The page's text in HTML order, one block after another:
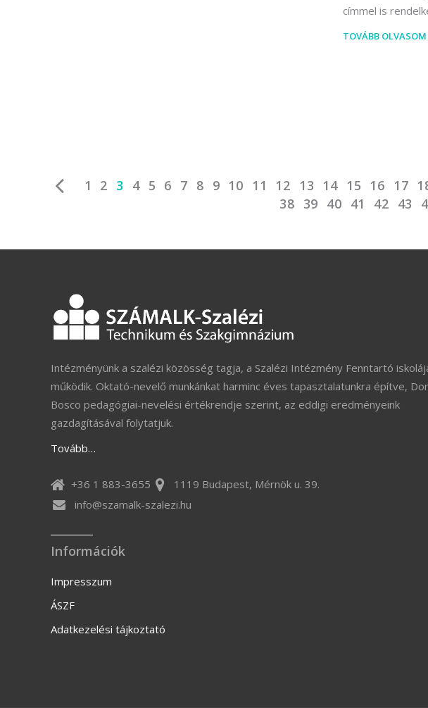
címmel is
TOVÁBB OLVASOM
1 2 3 4 5 6 7 8 9 10 11 12 13 14 15 16 17
38 39 40 41 42 43
Intézményünk a szalézi közösség tagja, a Szalézi Intézmény Fenntartó
működik. Oktató-nevelő munkánkat harminc éves tapasztalatunkra építve,
Bosco pedagógiai-nevelési értékrendje szerint, az eddigi eredményeink
gazdagításával folytatjuk.
Tovább…
+36 1 883-3655
1119 Budapest, Mérnök u. 39.
info@szamalk-szalezi.hu
Információk
Impresszum
ÁSZF
Adatkezelési tájkoztató